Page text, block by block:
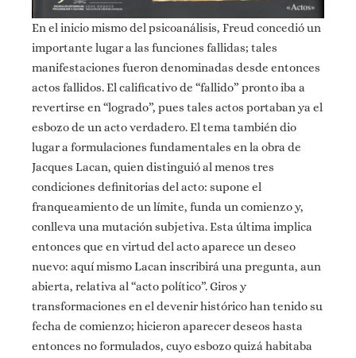
En el inicio mismo del psicoanálisis, Freud concedió un
importante lugar a las funciones fallidas; tales
manifestaciones fueron denominadas desde entonces
actos fallidos. El calificativo de “fallido” pronto iba a
revertirse en “logrado”, pues tales actos portaban ya el
esbozo de un acto verdadero. El tema también dio
lugar a formulaciones fundamentales en la obra de
Jacques Lacan, quien distinguió al menos tres
condiciones definitorias del acto: supone el
franqueamiento de un límite, funda un comienzo y,
conlleva una mutación subjetiva. Esta última implica
entonces que en virtud del acto aparece un deseo
nuevo: aquí mismo Lacan inscribirá una pregunta, aun
abierta, relativa al “acto político”. Giros y
transformaciones en el devenir histórico han tenido su
fecha de comienzo; hicieron aparecer deseos hasta
entonces no formulados, cuyo esbozo quizá habitaba